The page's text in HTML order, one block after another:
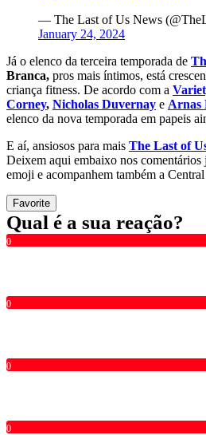
— The Last of Us News
January 24, 2024
Já o elenco da terceira temporada de
Branca, pros mais íntimos, está
criança fitness. De acordo com a
Corney, Nicholas Duvernay e Arnas
elenco da nova temporada em papeis
E aí, ansiosos para mais The Last of
Deixem aqui embaixo nos comentários
emoji e acompanhem também a
Favorite
Qual é a sua reação?
0
0
0
0